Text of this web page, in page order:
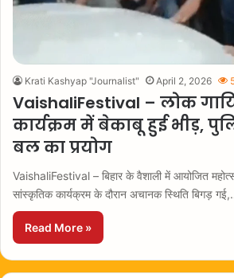
Krati Kashyap "Journalist" April 2, 2026
VaishaliFestival – लोक
कार्यक्रम में बेकाबू हुई भीड़,
बल का प्रयोग
VaishaliFestival – बिहार के वैशाली में आयोजित
सांस्कृतिक कार्यक्रम के दौरान अचानक स्थिति बिगड़
Read More »